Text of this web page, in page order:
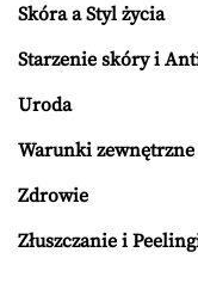
Skóra a Styl życia
Starzenie skóry i
Uroda
Warunki
Zdrowie
Złuszczanie i